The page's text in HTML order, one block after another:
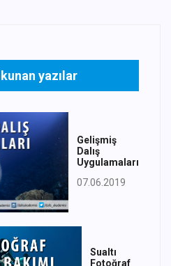
yazılar
Gelişmiş
Dalış
Uygulamaları
07.06.2019
Sualtı
Fotoğraf